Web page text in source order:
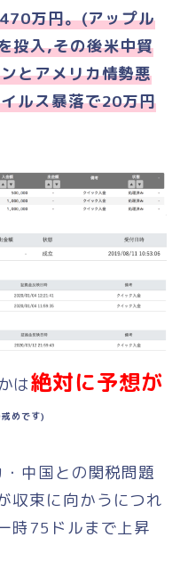
万円。(アップル
投入,その後米中貿
とアメリカ情勢悪
ルス暴落で20万円
は絶対に予想が
めです)
中国との関税問題
収束に向かうにつれ
時75ドルまで上昇